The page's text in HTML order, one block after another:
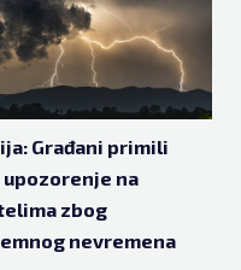
Građani primili
na
zbog
nevremena